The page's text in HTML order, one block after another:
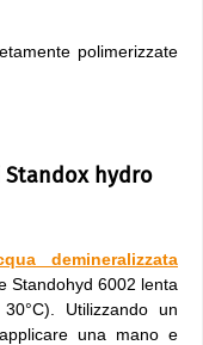
polimerizzate
Standox hydro
demineralizzata
Standohyd 6002 lenta
Utilizzando un
una mano e